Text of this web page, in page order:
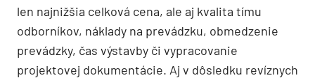
len najnižšia celková cena, ale aj kvalita tímu
odborníkov, náklady na prevádzku, obmedzenie
prevádzky, čas výstavby či vypracovanie
projektovej dokumentácie. Aj v dôsledku revíznych